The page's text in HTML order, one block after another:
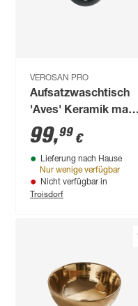
VEROSAN PRO
Aufsatzwaschtisch
'Aves' Keramik matt
black Ø 35,8 x 15,5
cm
99,99 €
Lieferung nach Hause
Nur wenige verfügbar
Nicht verfügbar in
Troisdorf